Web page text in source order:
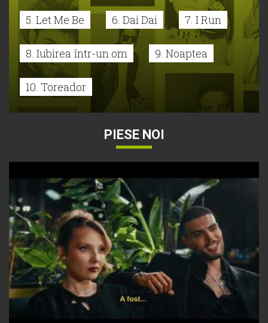
5. Let Me Be 6. Dai Dai 7. I Run
8. Iubirea într-un om 9. Noaptea
10. Toreador
PIESE NOI